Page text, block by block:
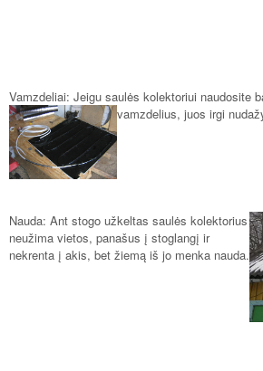
Vamzdeliai: Jeigu saulės kolektoriui naudosite
vamzdelius, juos irgi
Nauda: Ant stogo užkeltas saulės kolektorius
neužima vietos, panašus į stoglangį ir
nekrenta į akis, bet žiemą iš jo menka nauda.